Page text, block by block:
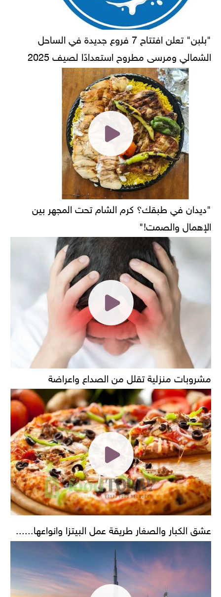
"بلبن" تعلن افتتاح 7 فروع جديدة في الساحل
الشمالي ومرسى مطروح استعدادًا لصيف 2025
"ديدان في طبقك؟ كرم الشام تحت المجهر بين
الإهمال والصمت!"
مشروبات منزلية تقلل من الصداع واعراضة
عشق الكبار والصغار طريقة عمل البيتزا وانواعها......